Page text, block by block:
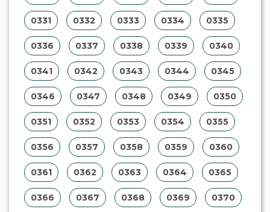
0331 0332 0333 0334 0335
0336 0337 0338 0339 0340
0341 0342 0343 0344 0345
0346 0347 0348 0349 0350
0351 0352 0353 0354 0355
0356 0357 0358 0359 0360
0361 0362 0363 0364 0365
0366 0367 0368 0369 0370